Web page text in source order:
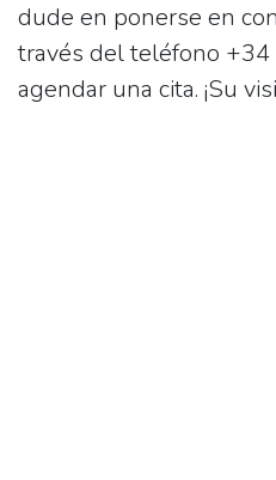
dude en ponerse en
través del teléfono +34
agendar una cita. ¡Su